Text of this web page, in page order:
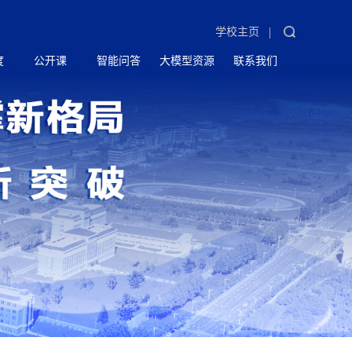
|
学校主页
公开课 智能问答 大模型资源 联系我们